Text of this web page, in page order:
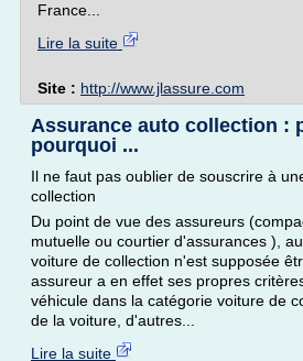
France...
Lire la suite
Site : http://www.jlassure.com
Assurance auto collection :
pourquoi ...
Il ne faut pas oublier de souscrire à
collection
Du point de vue des assureurs
mutuelle ou courtier d'assurances ),
voiture de collection n'est supposée
assureur a en effet ses propres
véhicule dans la catégorie voiture de
de la voiture, d'autres...
Lire la suite